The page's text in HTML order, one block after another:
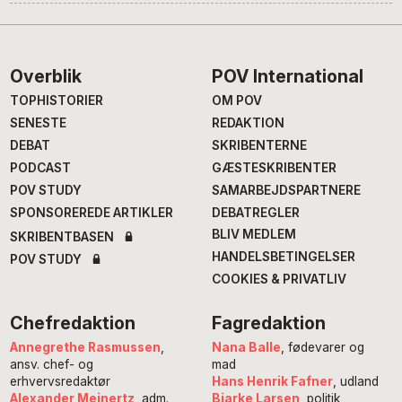
Footer
Overblik
TOPHISTORIER
SENESTE
DEBAT
PODCAST
POV STUDY
SPONSOREREDE ARTIKLER
SKRIBENTBASEN
POV STUDY
POV International
OM POV
REDAKTION
SKRIBENTERNE
GÆSTESKRIBENTER
SAMARBEJDSPARTNERE
DEBATREGLER
BLIV MEDLEM
HANDELSBETINGELSER
COOKIES & PRIVATLIV
Chefredaktion
Annegrethe Rasmussen
ansv. chef- og
erhvervsredaktør
Alexander Meinertz , adm.
Fagredaktion
Nana Balle , fødevarer og
mad
Hans Henrik Fafner, udland
Bjarke Larsen , politik